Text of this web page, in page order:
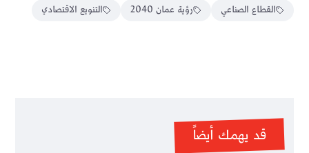
القطاع الصناعي
رؤية عمان 2040 التنويع الاقتصادي
قد يهمك أيضاً